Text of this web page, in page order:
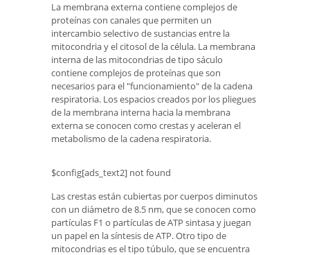
La membrana externa contiene complejos de
proteínas con canales que permiten un
intercambio selectivo de sustancias entre la
mitocondria y el citosol de la célula. La membrana
interna de las mitocondrias de tipo sáculo
contiene complejos de proteínas que son
necesarios para el "funcionamiento" de la cadena
respiratoria. Los espacios creados por los pliegues
de la membrana interna hacia la membrana
externa se conocen como crestas y aceleran el
metabolismo de la cadena respiratoria.
$config[ads_text2] not found
Las crestas están cubiertas por cuerpos diminutos
con un diámetro de 8.5 nm, que se conocen como
partículas F1 o partículas de ATP sintasa y juegan
un papel en la síntesis de ATP. Otro tipo de
mitocondrias es el tipo túbulo, que se encuentra